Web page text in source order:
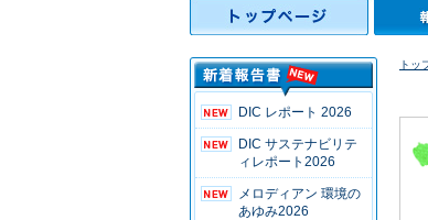
DIC レポート 2026
DIC サステナビリテ
ィレポート2026
メロディアン 環境の
あゆみ2026
トッ